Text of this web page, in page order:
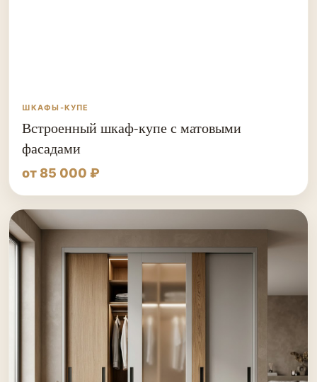
ШКАФЫ-КУПЕ
Встроенный шкаф-купе с матовыми
фасадами
от 85 000 ₽